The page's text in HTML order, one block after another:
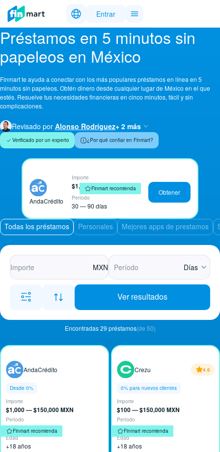
Entrar
Préstamos en 5 minutos sin
papeleos en México
Finmart te ayuda a conectar con los más populares préstamos en línea en 5
minutos sin papeleos. Obtén dinero desde cualquier lugar de México en el que
estés. Resuelve tus necesidades financieras en cinco minutos, fácil y sin
complicaciones.
Revisado por Alonso Rodríguez+ 2 más
Verificado por un experto ¿Por qué confiar en Finmart?
Finmart recomienda
AndaCrédito
Importe
$1,000 — $150,000 MXN
Período
30 — 90 días
Obtener
Todas los préstamos Personales Mejores apps de prestamos
MXN Días
Ver resultados
Encontradas 29 préstamos(de 50)
Finmart recomienda
AndaCrédito
Desde 0%
Importe
$1,000 — $150,000 MXN
Período
30 — 90 días
Edad
+18 años
Finmart recomienda
Crezu 4.6
0% para nuevos clientes
Importe
$100 — $150,000 MXN
Período
10 — 90 días
Edad
+18 años